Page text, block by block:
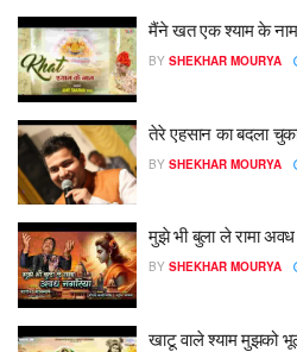
मैंने खत एक श्याम के
BY SHEKHAR MOURYA
तेरे एहसान का बदला
BY SHEKHAR MOURYA
मुझे भी बुला ले रामा अवध
BY SHEKHAR MOURYA
खाटू वाले श्याम मुझको